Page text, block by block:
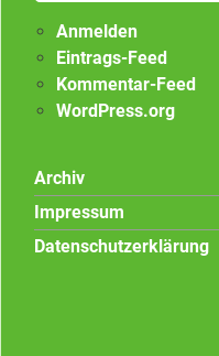
Anmelden
Eintrags-Feed
Kommentar-Feed
WordPress.org
Archiv
Impressum
Datenschutzerklärung